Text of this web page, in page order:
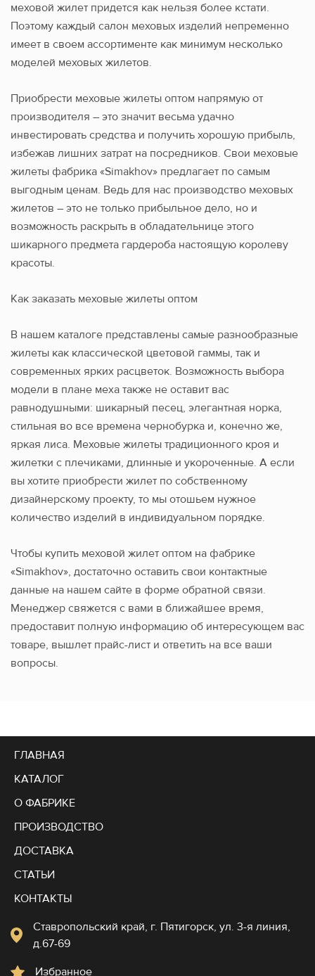
меховой жилет придется как нельзя более кстати.
Поэтому каждый салон меховых изделий непременно
имеет в своем ассортименте как минимум несколько
моделей меховых жилетов.
Приобрести меховые жилеты оптом напрямую от
производителя – это значит весьма удачно
инвестировать средства и получить хорошую прибыль,
избежав лишних затрат на посредников. Свои меховые
жилеты фабрика «Simakhov» предлагает по самым
выгодным ценам. Ведь для нас производство меховых
жилетов – это не только прибыльное дело, но и
возможность раскрыть в обладательнице этого
шикарного предмета гардероба настоящую королеву
красоты.
Как заказать меховые жилеты оптом
В нашем каталоге представлены самые разнообразные
жилеты как классической цветовой гаммы, так и
современных ярких расцветок. Возможность выбора
модели в плане меха также не оставит вас
равнодушными: шикарный песец, элегантная норка,
стильная во все времена чернобурка и, конечно же,
яркая лиса. Меховые жилеты традиционного кроя и
жилетки с плечиками, длинные и укороченные. А если
вы хотите приобрести жилет по собственному
дизайнерскому проекту, то мы отошьем нужное
количество изделий в индивидуальном порядке.
Чтобы купить меховой жилет оптом на фабрике
«Simakhov», достаточно оставить свои контактные
данные на нашем сайте в форме обратной связи.
Менеджер свяжется с вами в ближайшее время,
предоставит полную информацию об интересующем вас
товаре, вышлет прайс-лист и ответить на все ваши
вопросы.
ГЛАВНАЯ
КАТАЛОГ
О ФАБРИКЕ
ПРОИЗВОДСТВО
ДОСТАВКА
СТАТЬИ
КОНТАКТЫ
Ставропольский край, г. Пятигорск, ул. 3-я линия,
д.67-69
Избранное